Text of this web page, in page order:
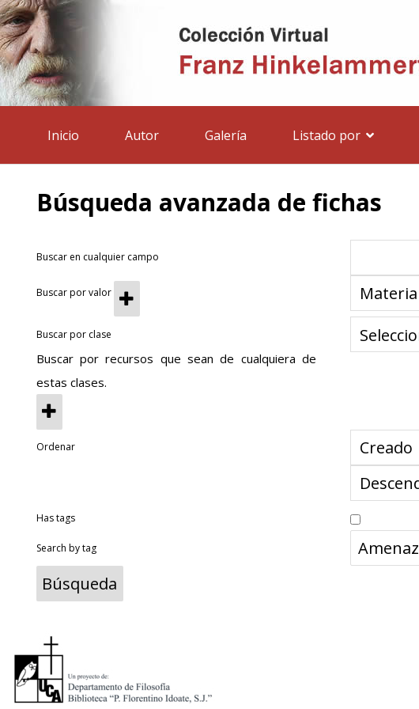
Inicio Autor Galería Listado por
Búsqueda avanzada de fichas
Buscar en cualquier campo
Buscar por valor
Buscar por clase
Buscar por recursos que sean de cualquiera de
estas clases.
Ordenar
Has tags
Search by tag